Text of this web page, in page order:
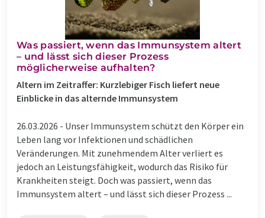
Was passiert, wenn das Immunsystem altert
– und lässt sich dieser Prozess
möglicherweise aufhalten?
Altern im Zeitraffer: Kurzlebiger Fisch liefert neue
Einblicke in das alternde Immunsystem
26.03.2026 - Unser Immunsystem schützt den Körper ein
Leben lang vor Infektionen und schädlichen
Veränderungen. Mit zunehmendem Alter verliert es
jedoch an Leistungsfähigkeit, wodurch das Risiko für
Krankheiten steigt. Doch was passiert, wenn das
Immunsystem altert – und lässt sich dieser Prozess ...